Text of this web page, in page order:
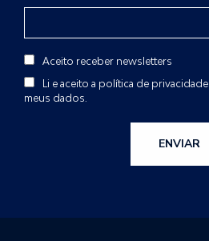
Aceito receber newsletters
Li e aceito a política de privacidade
meus dados.
ENVIAR